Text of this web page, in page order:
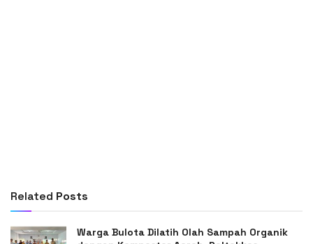
Related Posts
Warga Bulota Dilatih Olah Sampah Organik